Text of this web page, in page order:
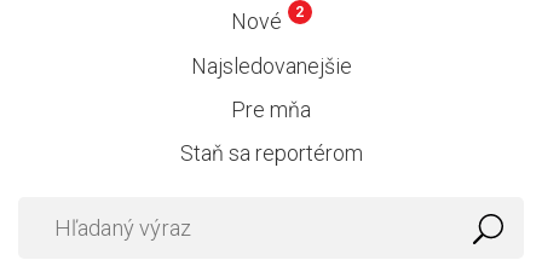
Nové 2
Najsledovanejšie
Pre mňa
Staň sa reportérom